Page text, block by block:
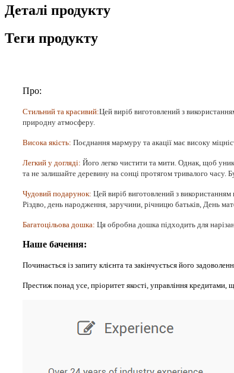
Деталі продукту
Теги продукту
Про:
Стильний та красивий:Цей виріб виготовлений з
природну атмосферу.
Висока якість: Поєднання мармуру та акації має високу
Легкий у догляді: Його легко чистити та мити. Однак, щоб
та не залишайте деревину на сонці протягом тривалого часу.
Чудовий подарунок: Цей виріб виготовлений з
Різдво, день народження, заручини, річницю батьків, День
Багатоцільова дошка: Ця обробна дошка підходить для
Наше бачення:
Починається із запиту клієнта та закінчується його
Престиж понад усе, пріоритет якості, управління кредитами,